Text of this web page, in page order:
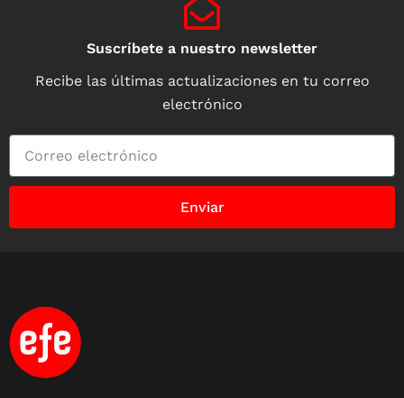
Suscríbete a nuestro newsletter
Recibe las últimas actualizaciones en tu correo
electrónico
Enviar